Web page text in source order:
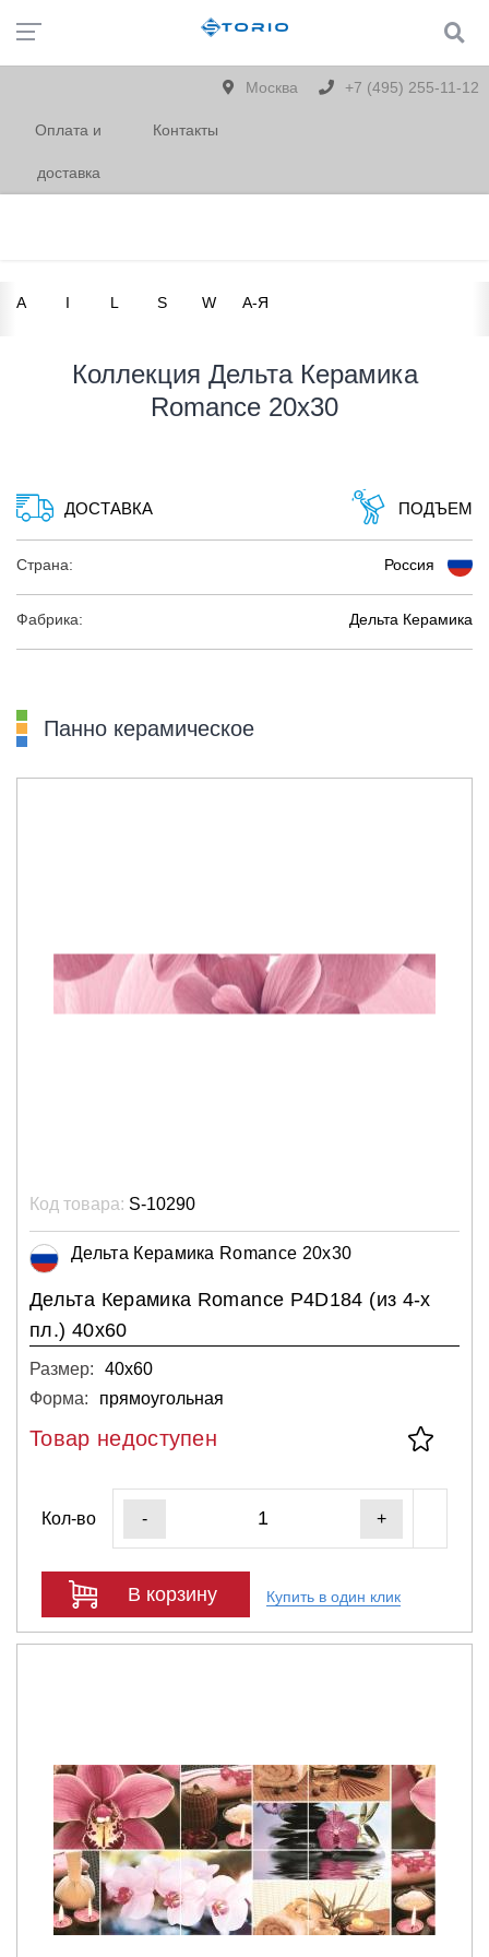
Москва +7 (495) 255-11-12
Оплата и
доставка
Контакты
A I L S W А-Я
Коллекция Дельта Керамика
Romance 20x30
ДОСТАВКА ПОДЪЕМ
Страна: Россия
Фабрика: Дельта Керамика
Панно керамическое
Код товара: S-10290
Дельта Керамика Romance 20x30
Дельта Керамика Romance P4D184 (из 4-х
пл.) 40x60
Размер:
40х60
Форма:
прямоугольная
Товар недоступен
Кол-во - +
В корзину Купить в один клик